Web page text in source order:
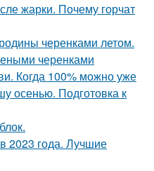
жарки. Почему горчат
черенками летом.
черенками
Когда 100% можно уже
осенью. Подготовка к
2023 года. Лучшие